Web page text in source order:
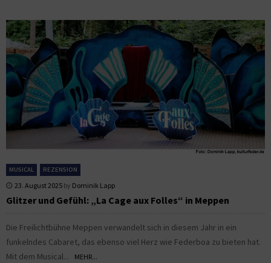
MUSICAL REZENSION
23. August 2025 by Dominik Lapp
Glitzer und Gefühl: „La Cage aux Folles“ in Meppen
Die Freilichtbühne Meppen verwandelt sich in diesem Jahr in ein
funkelndes Cabaret, das ebenso viel Herz wie Federboa zu bieten hat.
Mit dem Musical...
MEHR...